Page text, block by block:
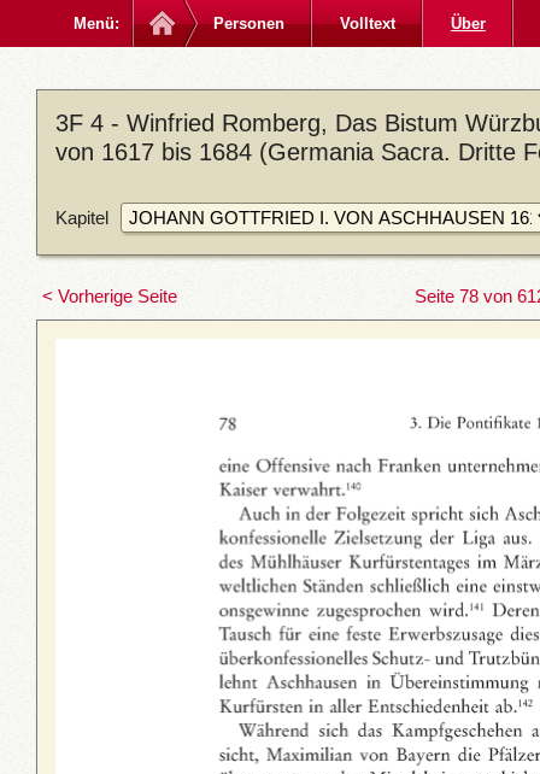
Menü: Personen Volltext Über
3F 4 - Winfried Romberg, Das Bistum
von 1617 bis 1684 (Germania Sacra. Dritte
Kapitel
< Vorherige Seite Seite 78 von